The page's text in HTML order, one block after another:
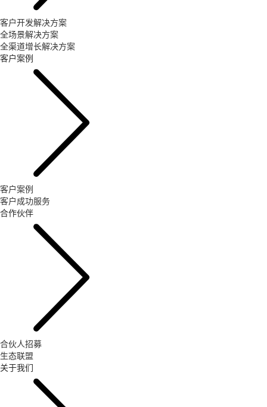
客户开发解决方案
全场景解决方案
全渠道增长解决方案
客户案例
客户案例
客户成功服务
合作伙伴
合伙人招募
生态联盟
关于我们